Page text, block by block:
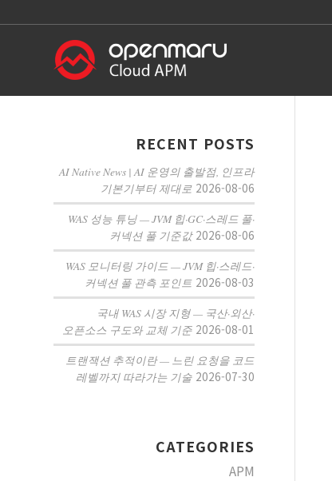
RECENT POSTS
AI Native News | AI 운영의 출발점, 인프라
기본기부터 제대로 2026-08-06
WAS 성능 튜닝 — JVM 힙·GC·스레드 풀·
커넥션 풀 기준값 2026-08-06
WAS 모니터링 가이드 — JVM 힙·스레드·
커넥션 풀 관측 포인트 2026-08-03
국내 WAS 시장 지형 — 국산·외산·
오픈소스 구도와 교체 기준 2026-08-01
트랜잭션 추적이란 — 느린 요청을 코드
레벨까지 따라가는 기술 2026-07-30
CATEGORIES
APM